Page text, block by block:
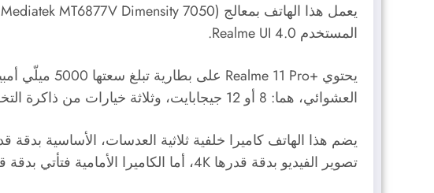
يعمل هذا الهاتف بمعالج (Mediatek MT6877V Dimensity 7050
المستخدم
.
العشوائي، هما: 8 أو 12 جيجابايت، وثلاثة خيارات من ذاكرة التخزين الداخلية هي: 256 أو 512 جيجابايت أو واحد تيرابايت.
تصوير الفيديو بدقة قدرها 4K، أما الكاميرا الأمامية فتأتي بدقة قدرها 32 ميجابكسل، وتدعم تصوير الفيديو بدقة قدرها 1080 بكسلًا.